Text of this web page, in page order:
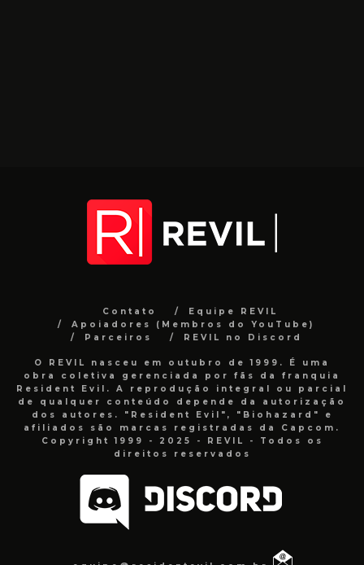
Contato
Equipe REVIL
Apoiadores (Membros do YouTube)
Parceiros
REVIL no Discord
O REVIL nasceu em outubro de 1999. É uma
obra coletiva gerenciada por fãs da franquia
Resident Evil. A reprodução integral ou parcial
de qualquer conteúdo depende da autorização
dos autores. "Resident Evil", "Biohazard" e
afiliados são marcas registradas da Capcom.
Copyright 1999 - 2025 - REVIL - Todos os
direitos reservados